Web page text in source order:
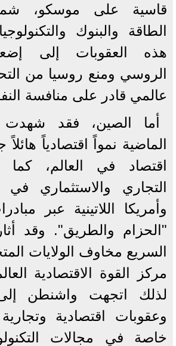
قاسية على موسكو،
الطاقة والبنوك
هذه العقوبات إلى
الروسي ومنع روسيا من
عالمي قادر على منافسة
أما الصين، فقد شهدت
الماضية نمواً اقتصادياً هائلاً
اقتصاد في العالم، كما
التجاري والاستثماري في
وأمريكا اللاتينية عبر
"الحزام والطريق". وقد
السريع مخاوف الولايات
مركز القوة الاقتصادية
لذلك اتجهت واشنطن
وعقوبات اقتصادية
خاصة في مجالات